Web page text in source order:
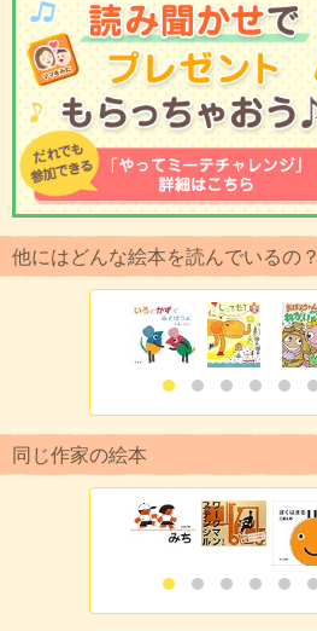
他にはどんな絵本を読んでいるの？
同じ作家の絵本